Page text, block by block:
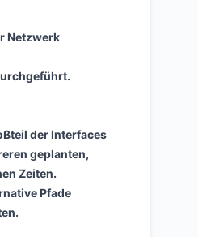
Netzwerk
der Interfaces
geplanten,
Zeiten.
Pfade